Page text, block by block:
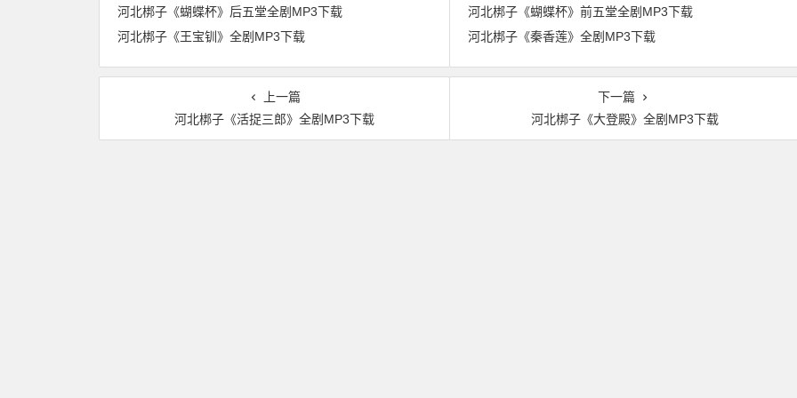
河北梆子《蝴蝶杯》后五堂全剧MP3下载
河北梆子《王宝钏》全剧MP3下载
河北梆子《蝴蝶杯》前五堂全剧MP3下载
河北梆子《秦香莲》全剧MP3下载
上一篇
河北梆子《活捉三郎》全剧MP3下载
下一篇
河北梆子《大登殿》全剧MP3下载